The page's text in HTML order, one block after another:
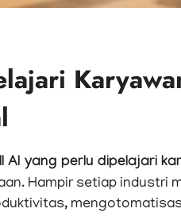
AI yang perlu dipelajari
Hampir setiap industri